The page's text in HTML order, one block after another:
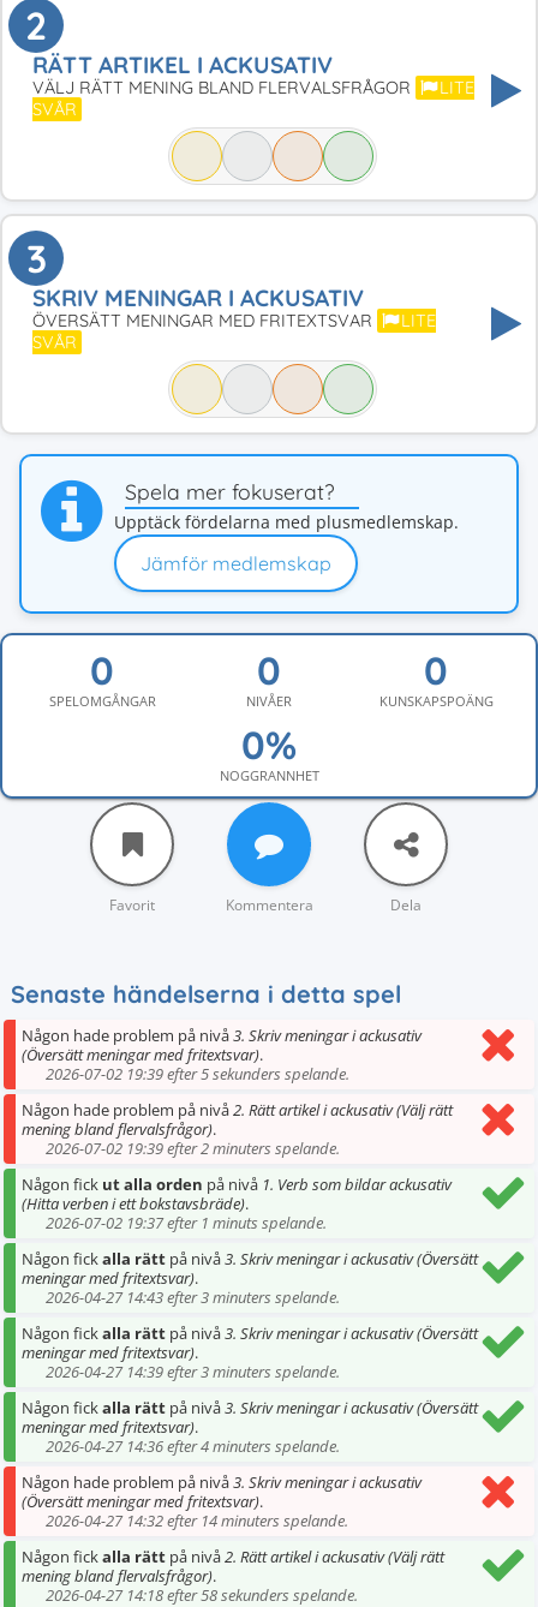
2
RÄTT ARTIKEL I ACKUSATIV
VÄLJ RÄTT MENING BLAND FLERVALSFRÅGOR
LITE
SVÅR
3
SKRIV MENINGAR I ACKUSATIV
ÖVERSÄTT MENINGAR MED FRITEXTSVAR
LITE
SVÅR
Spela mer fokuserat?
Upptäck fördelarna med plusmedlemskap.
Jämför medlemskap
SPELOMGÅNGAR NIVÅER KUNSKAPSPOÄNG
NOGGRANNHET
Favorit Kommentera Dela
Senaste händelserna i detta spel
Någon hade problem på nivå3. Skriv meningar i ackusativ
(Översätt meningar med fritextsvar).
2026-07-02 19:39 efter 5 sekunders spelande.
Någon hade problem på nivå2. Rätt artikel i ackusativ (Välj rätt
mening bland flervalsfrågor).
2026-07-02 19:39 efter 2 minuters spelande.
Någon fick ut alla orden på nivå 1. Verb som bildar ackusativ
(Hitta verben i ett bokstavsbräde).
2026-07-02 19:37 efter 1 minuts spelande.
Någon fickalla rätt på nivå3. Skriv meningar i ackusativ (Översätt
meningar med fritextsvar).
2026-04-27 14:43 efter 3 minuters spelande.
Någon fickalla rätt på nivå3. Skriv meningar i ackusativ (Översätt
meningar med fritextsvar).
2026-04-27 14:39 efter 3 minuters spelande.
Någon fickalla rätt på nivå3. Skriv meningar i ackusativ (Översätt
meningar med fritextsvar).
2026-04-27 14:36 efter 4 minuters spelande.
Någon hade problem på nivå3. Skriv meningar i ackusativ
(Översätt meningar med fritextsvar).
2026-04-27 14:32 efter 14 minuters spelande.
Någon fickalla rätt på nivå2. Rätt artikel i ackusativ (Välj rätt
mening bland flervalsfrågor).
2026-04-27 14:18 efter 58 sekunders spelande.